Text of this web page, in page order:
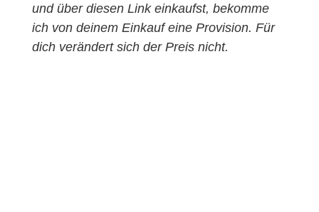
und über diesen Link einkaufst, bekomme
ich von deinem Einkauf eine Provision. Für
dich verändert sich der Preis nicht.